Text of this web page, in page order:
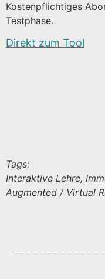
Kostenpflichtiges
Testphase.
Direkt zum Tool
Tags:
Interaktive Lehre,
Augmented / Virtual